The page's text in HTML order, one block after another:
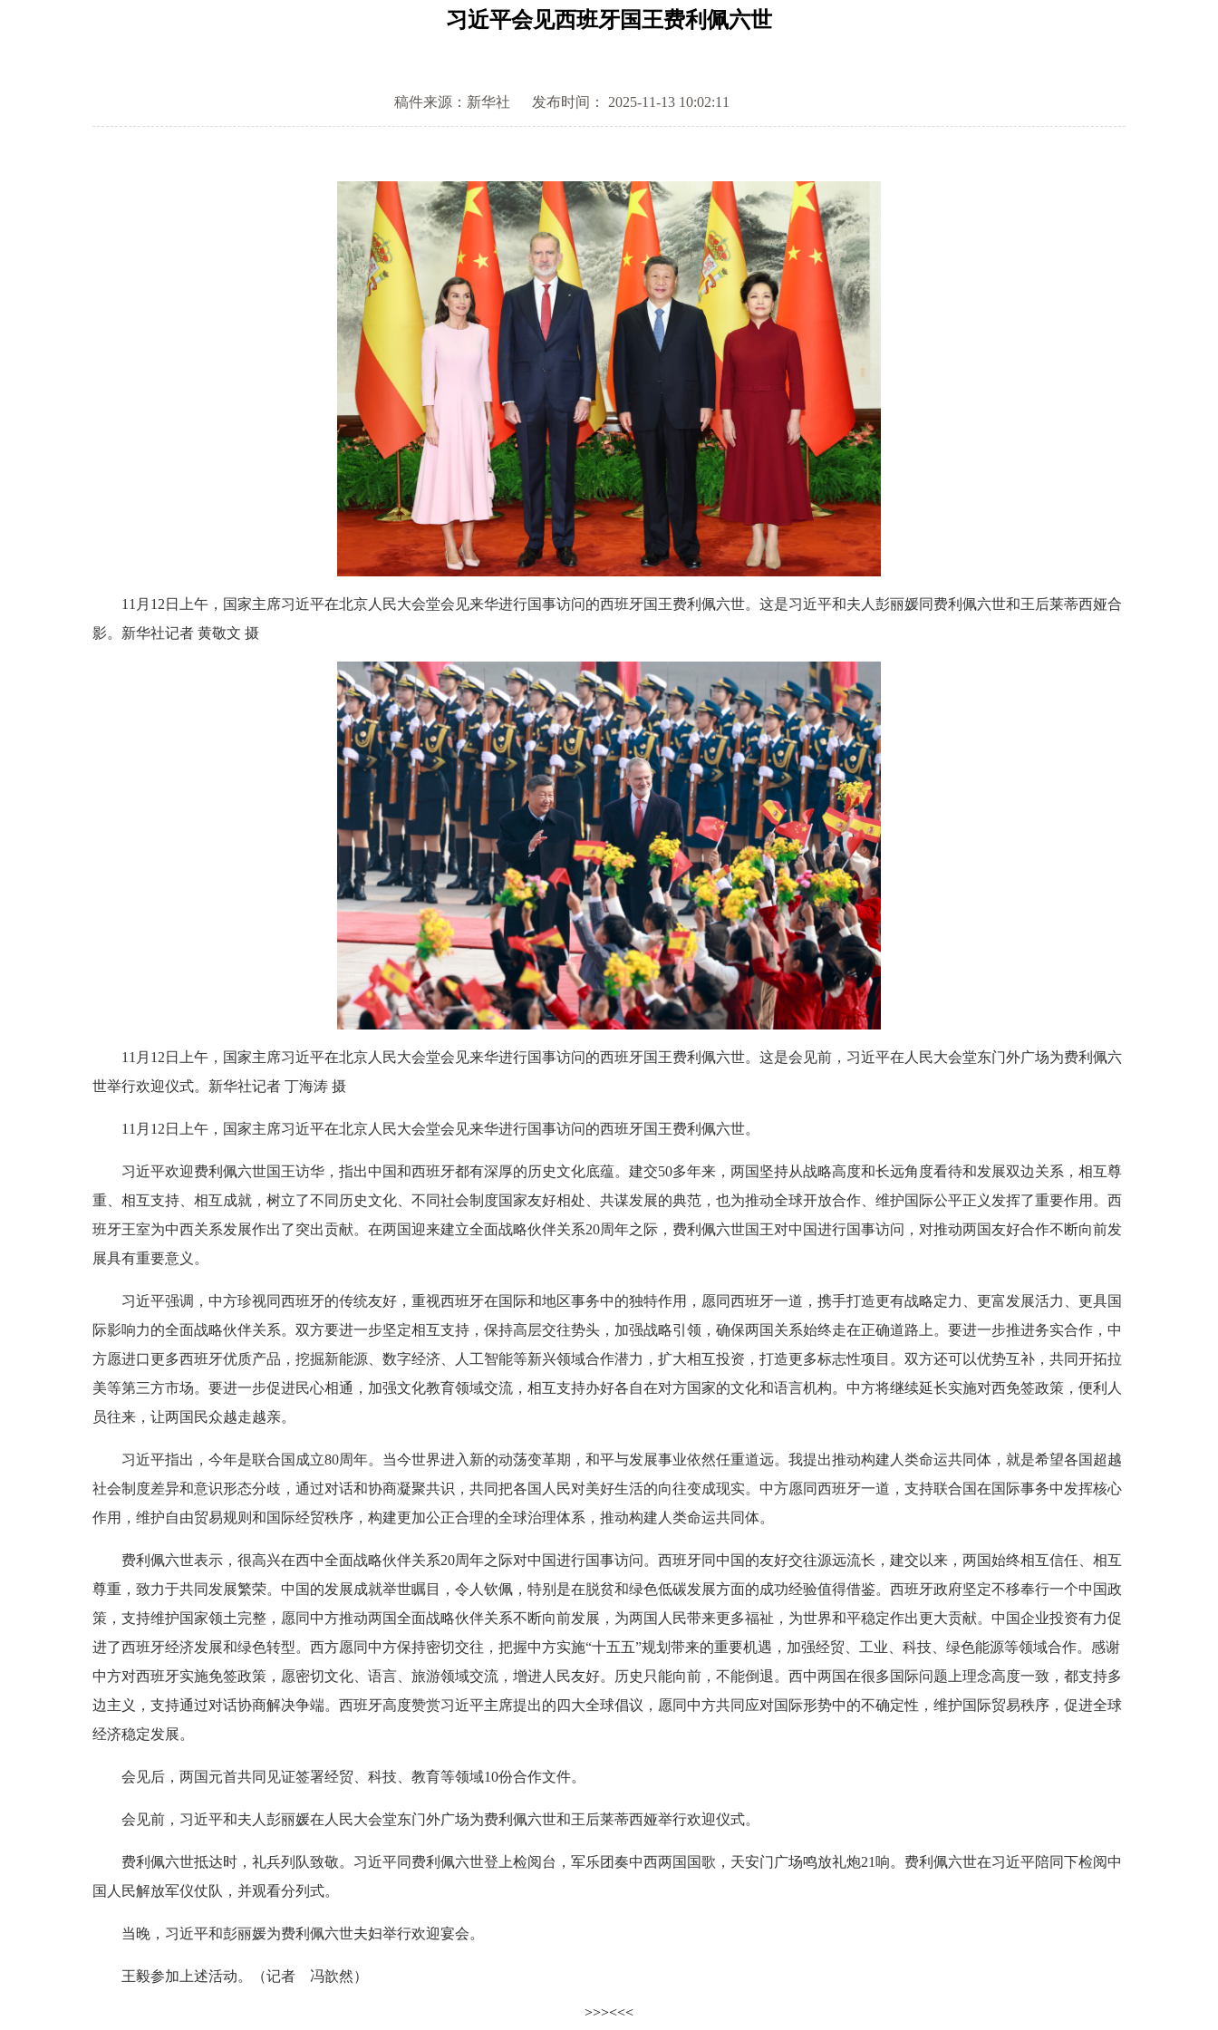
习近平会见西班牙国王费利佩六世
稿件来源：新华社 发布时间： 2025-11-13 10:02:11
11月12日上午，国家主席习近平在北京人民大会堂会见来华进行国事访问的西班牙国王费利佩六世。这是习近平和夫人彭丽媛同费利佩六世和王后莱蒂西娅合
影。新华社记者 黄敬文 摄
11月12日上午，国家主席习近平在北京人民大会堂会见来华进行国事访问的西班牙国王费利佩六世。这是会见前，习近平在人民大会堂东门外广场为费利佩六
世举行欢迎仪式。新华社记者 丁海涛 摄
11月12日上午，国家主席习近平在北京人民大会堂会见来华进行国事访问的西班牙国王费利佩六世。
习近平欢迎费利佩六世国王访华，指出中国和西班牙都有深厚的历史文化底蕴。建交50多年来，两国坚持从战略高度和长远角度看待和发展双边关系，相互尊
重、相互支持、相互成就，树立了不同历史文化、不同社会制度国家友好相处、共谋发展的典范，也为推动全球开放合作、维护国际公平正义发挥了重要作用。西
班牙王室为中西关系发展作出了突出贡献。在两国迎来建立全面战略伙伴关系20周年之际，费利佩六世国王对中国进行国事访问，对推动两国友好合作不断向前发
展具有重要意义。
习近平强调，中方珍视同西班牙的传统友好，重视西班牙在国际和地区事务中的独特作用，愿同西班牙一道，携手打造更有战略定力、更富发展活力、更具国
际影响力的全面战略伙伴关系。双方要进一步坚定相互支持，保持高层交往势头，加强战略引领，确保两国关系始终走在正确道路上。要进一步推进务实合作，中
方愿进口更多西班牙优质产品，挖掘新能源、数字经济、人工智能等新兴领域合作潜力，扩大相互投资，打造更多标志性项目。双方还可以优势互补，共同开拓拉
美等第三方市场。要进一步促进民心相通，加强文化教育领域交流，相互支持办好各自在对方国家的文化和语言机构。中方将继续延长实施对西免签政策，便利人
员往来，让两国民众越走越亲。
习近平指出，今年是联合国成立80周年。当今世界进入新的动荡变革期，和平与发展事业依然任重道远。我提出推动构建人类命运共同体，就是希望各国超越
社会制度差异和意识形态分歧，通过对话和协商凝聚共识，共同把各国人民对美好生活的向往变成现实。中方愿同西班牙一道，支持联合国在国际事务中发挥核心
作用，维护自由贸易规则和国际经贸秩序，构建更加公正合理的全球治理体系，推动构建人类命运共同体。
费利佩六世表示，很高兴在西中全面战略伙伴关系20周年之际对中国进行国事访问。西班牙同中国的友好交往源远流长，建交以来，两国始终相互信任、相互
尊重，致力于共同发展繁荣。中国的发展成就举世瞩目，令人钦佩，特别是在脱贫和绿色低碳发展方面的成功经验值得借鉴。西班牙政府坚定不移奉行一个中国政
策，支持维护国家领土完整，愿同中方推动两国全面战略伙伴关系不断向前发展，为两国人民带来更多福祉，为世界和平稳定作出更大贡献。中国企业投资有力促
进了西班牙经济发展和绿色转型。西方愿同中方保持密切交往，把握中方实施“十五五”规划带来的重要机遇，加强经贸、工业、科技、绿色能源等领域合作。感谢
中方对西班牙实施免签政策，愿密切文化、语言、旅游领域交流，增进人民友好。历史只能向前，不能倒退。西中两国在很多国际问题上理念高度一致，都支持多
边主义，支持通过对话协商解决争端。西班牙高度赞赏习近平主席提出的四大全球倡议，愿同中方共同应对国际形势中的不确定性，维护国际贸易秩序，促进全球
经济稳定发展。
会见后，两国元首共同见证签署经贸、科技、教育等领域10份合作文件。
会见前，习近平和夫人彭丽媛在人民大会堂东门外广场为费利佩六世和王后莱蒂西娅举行欢迎仪式。
费利佩六世抵达时，礼兵列队致敬。习近平同费利佩六世登上检阅台，军乐团奏中西两国国歌，天安门广场鸣放礼炮21响。费利佩六世在习近平陪同下检阅中
国人民解放军仪仗队，并观看分列式。
当晚，习近平和彭丽媛为费利佩六世夫妇举行欢迎宴会。
王毅参加上述活动。（记者 冯歆然）
>>><<<